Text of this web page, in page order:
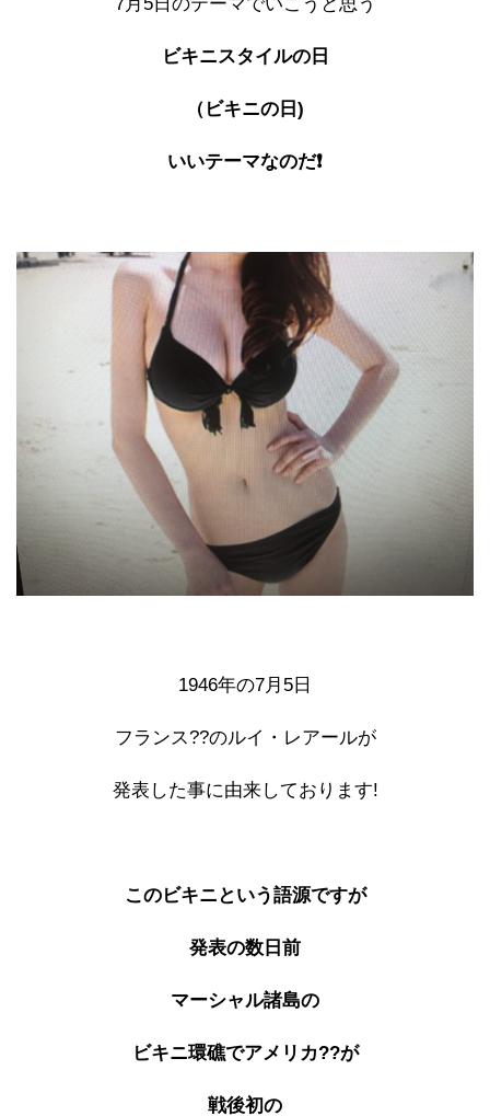
7月5日のテーマでいこうと思う
ビキニスタイルの日
（ビキニの日)
いいテーマなのだ❗
1946年の7月5日
フランス??のルイ・レアールが
発表した事に由来しております!
このビキニという語源ですが
発表の数日前
マーシャル諸島の
ビキニ環礁でアメリカ??が
戦後初の